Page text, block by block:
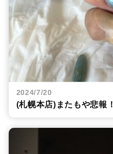
2024/7/20
(札幌本店)またもや悲報！